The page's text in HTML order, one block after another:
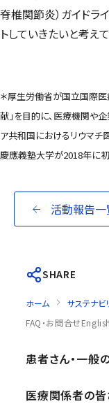
脊椎関節炎）ガイドラ
トしていきたいと考えて
＊厚生労働省が国立国際医
献」を目的に、医療機関や
ア共和国におけるリウマチ
慶應義塾大学が2018年に初
活動報告
SHARE
ホーム サステナビ
FAQ・お問合せEnglish
患者さん・一般
医療関係者の皆